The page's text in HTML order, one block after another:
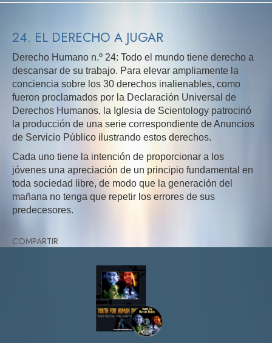
24. EL DERECHO A JUGAR
Derecho Humano n.º 24: Todo el mundo tiene derecho a
descansar de su trabajo. Para elevar ampliamente la
conciencia sobre los 30 derechos inalienables, como
fueron proclamados por la Declaración Universal de
Derechos Humanos, la Iglesia de Scientology patrocinó
la producción de una serie correspondiente de Anuncios
de Servicio Público ilustrando estos derechos.
Cada uno tiene la intención de proporcionar a los
jóvenes una apreciación de un principio fundamental en
toda sociedad libre, de modo que la generación del
mañana no tenga que repetir los errores de sus
predecesores.
COMPARTIR